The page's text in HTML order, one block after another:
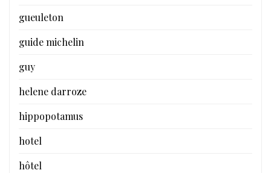
gueuleton
guide michelin
guy
helene darroze
hippopotamus
hotel
hôtel